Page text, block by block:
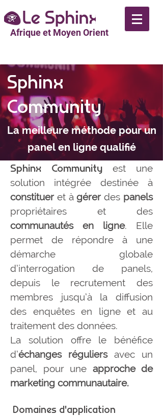
Afrique et Moyen Orient
Sphinx
Community
La meilleure méthode pour un
panel en ligne qualifié
Sphinx Community est une
solution intégrée destinée à
constituer et àgérer des panels
propriétaires et des
communautés en ligne. Elle
permet de répondre à une
démarche globale
d’interrogation de panels,
depuis le recrutement des
membres jusqu’à la diffusion
des enquêtes en ligne et au
traitement des données.
La solution offre le bénéfice
d’échanges réguliersavec un
panel, pour une approche de
marketing communautaire.
Domaines d'application